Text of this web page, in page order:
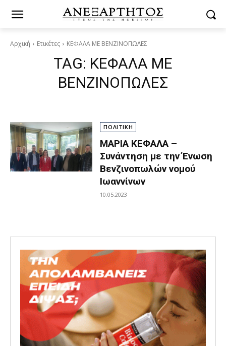
Αρχική Ετικέτες ΚΕΦΑΛΑ ΜΕ ΒΕΝΖΙΝΟΠΩΛΕΣ
TAG: ΚΕΦΑΛΑ ΜΕ
ΒΕΝΖΙΝΟΠΩΛΕΣ
ΠΟΛΙΤΙΚΗ
ΜΑΡΙΑ ΚΕΦΑΛΑ –
Συνάντηση με την Ένωση
Βενζινοπωλών νομού
Ιωαννίνων
10.05.2023